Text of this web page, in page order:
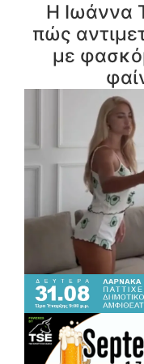
Η Ιωάννα
πώς
με